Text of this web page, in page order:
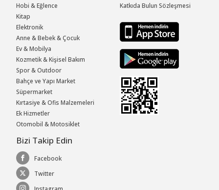
Hobi & Eğlence
Kitap
Elektronik
Anne & Bebek & Çocuk
Ev & Mobilya
Kozmetik & Kişisel Bakım
Spor & Outdoor
Bahçe ve Yapı Market
Süpermarket
Kırtasiye & Ofis Malzemeleri
Ek Hizmetler
Otomobil & Motosiklet
Katkıda Bulun Sözleşmesi
Bizi Takip Edin
Facebook
Twitter